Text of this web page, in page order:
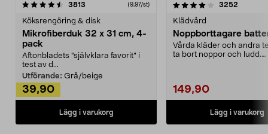
3813 (9,97/st)
Köksrengöring & disk
Mikrofiberduk 32 x 31 cm, 4-
pack
Aftonbladets "självklara favorit” i
test av d...
Utförande: Grå/beige
39,90
Lägg i varukorg
4.0av 5 stjärnor 3252
Klädvård
Noppborttagare
Vårda kläder och andra
ta bort noppor och ludd.
149,90
Lägg i varukorg
4.5av 5 stjärnor